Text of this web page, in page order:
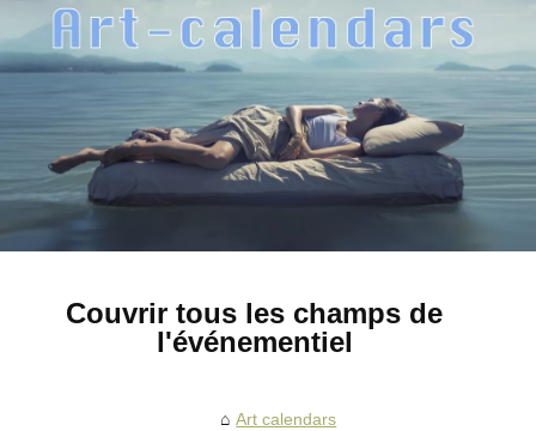
Couvrir tous les champs de
l'événementiel
Art calendars